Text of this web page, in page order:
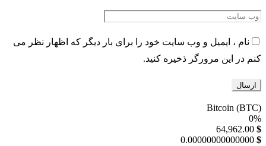
نام ، ایمیل و وب سایت خود را برای بار دیگر که اظهار نظر می
کنم در این مرورگر ذخیره کنید.
Bitcoin (BTC)
0%
$
64,962.00
$
0.00000000000000